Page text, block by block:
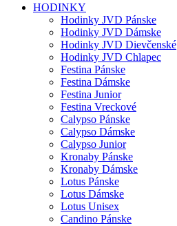
HODINKY
Hodinky JVD Pánske
Hodinky JVD Dámske
Hodinky JVD Dievčenské
Hodinky JVD Chlapec
Festina Pánske
Festina Dámske
Festina Junior
Festina Vreckové
Calypso Pánske
Calypso Dámske
Calypso Junior
Kronaby Pánske
Kronaby Dámske
Lotus Pánske
Lotus Dámske
Lotus Unisex
Candino Pánske